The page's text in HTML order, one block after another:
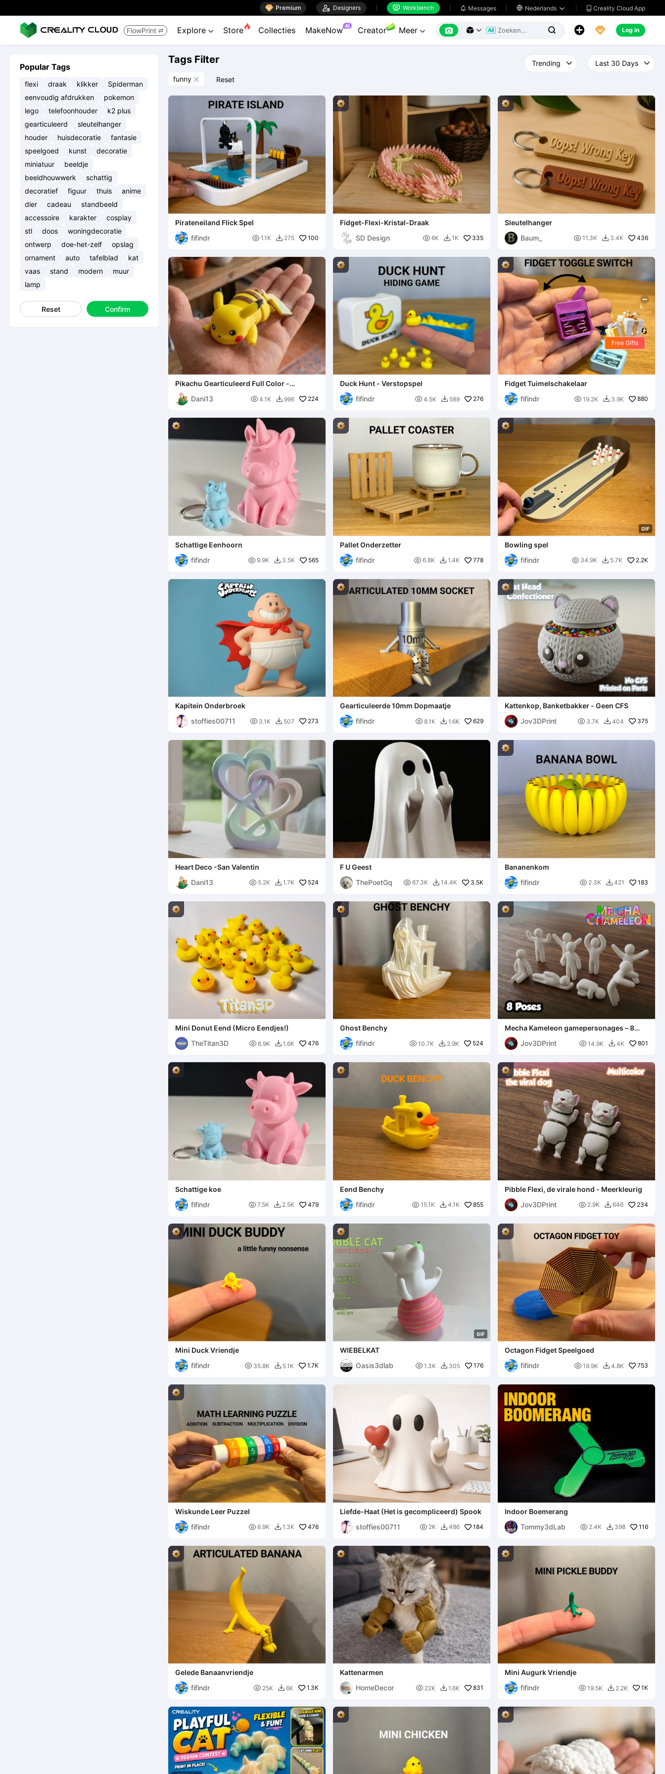
 Premium  Designers  Workbench  Messages  Nederlands   Creality Cloud App
FlowPrint  Explore  Store Collecties MakeNow AI Creator Meer        Log in
Popular Tags
flexi draak klikker
Spiderman
eenvoudig afdrukken
pokemon
lego
telefoonhouder
k2 plus
gearticuleerd
sleutelhanger
houder
huisdecoratie
fantasie
speelgoed
kunst
decoratie
miniatuur
beeldje
beeldhouwwerk
schattig
decoratief
figuur thuis
anime
dier
cadeau
standbeeld
accessoire
karakter
cosplay
stl
doos
woningdecoratie
ontwerp
doe-het-zelf
opslag
ornament
auto tafelblad
kat
vaas
stand modern
muur
lamp
Reset Confirm
Tags Filter
funny  Reset
Pirateneiland Flick Spel
fifindr
 1.1K  275 100
Fidget-Flexi-Kristal-Draak
SD Design
 6K  1K 335
Sleutelhanger
Baum_
 11.3K  3.4K 436
Pikachu Gearticuleerd Full Color -
Sleutelhanger
Dani13
 4.1K  996 224
Duck Hunt - Verstopspel
fifindr
 4.5K  589 276
Fidget Tuimelschakelaar
fifindr
 19.2K  3.9K 880
Schattige Eenhoorn
fifindr
 9.9K  3.5K 565
Pallet Onderzetter
fifindr
 6.8K  1.4K 778
GIF
Bowling spel
fifindr
 34.9K  5.7K 2.2K
Kapitein Onderbroek
stoffies00711
 3.1K  507 273
Gearticuleerde 10mm Dopmaatje
fifindr
 8.1K  1.6K 629
Kattenkop, Banketbakker - Geen CFS
Jov3DPrint
 3.7K  404 375
Heart Deco -San Valentin
Dani13
 5.2K  1.7K 524
F U Geest
ThePoetGq
 67.3K  14.4K 3.5K
Bananenkom
fifindr
 2.3K  421 183
Mini Donut Eend (Micro Eendjes!)
TheTitan3D
 6.9K  1.6K 476
Ghost Benchy
fifindr
 10.7K  2.9K 524
Mecha Kameleon gamepersonages – 8
poses + idle
Jov3DPrint
 14.9K  4K 801
Schattige koe
fifindr
 7.5K  2.5K 479
Eend Benchy
fifindr
 15.1K  4.1K 855
Pibble Flexi, de virale hond - Meerkleurig
Jov3DPrint
 2.9K  646 234
Mini Duck Vriendje
fifindr
 35.8K  5.1K 1.7K
GIF
WIEBELKAT
Oasis3dlab
 1.3K  305 176
Octagon Fidget Speelgoed
fifindr
 19.9K  4.8K 753
Wiskunde Leer Puzzel
fifindr
 6.9K  1.3K 476
Liefde-Haat (Het is gecompliceerd) Spook
stoffies00711
 2K  486 184
Indoor Boemerang
Tommy3dLab
 2.4K  398 116
Gelede Banaanvriendje
fifindr
 25K  6K 1.3K
Kattenarmen
HomeDecor
 22K  1.6K 831
Mini Augurk Vriendje
fifindr
 19.5K  2.2K 1K
Free Gifts